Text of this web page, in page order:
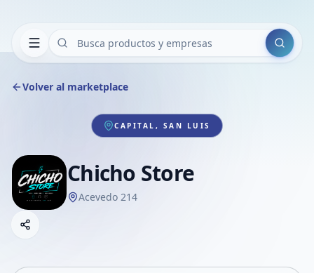
Buscar
Volver al marketplace
CAPITAL, SAN LUIS
Chicho Store
Acevedo 214
Compartir empresa